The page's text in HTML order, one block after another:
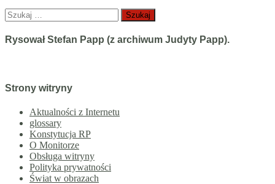
Szukaj:
Rysował Stefan Papp (z archiwum Judyty Papp).
Strony witryny
Aktualności z Internetu
glossary
Konstytucja RP
O Monitorze
Obsługa witryny
Polityka prywatności
Świat w obrazach